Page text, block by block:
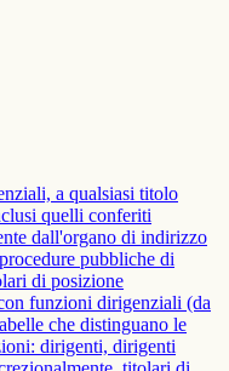
a qualsiasi titolo
quelli conferiti
dall'organo di indirizzo
pubbliche di
di posizione
funzioni dirigenziali (da
che distinguano le
dirigenti, dirigenti